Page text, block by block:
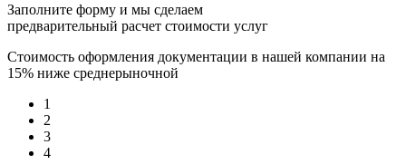
Заполните форму и мы сделаем
предварительный расчет стоимости услуг
Стоимость оформления документации в нашей компании на
15% ниже среднерыночной
1
2
3
4